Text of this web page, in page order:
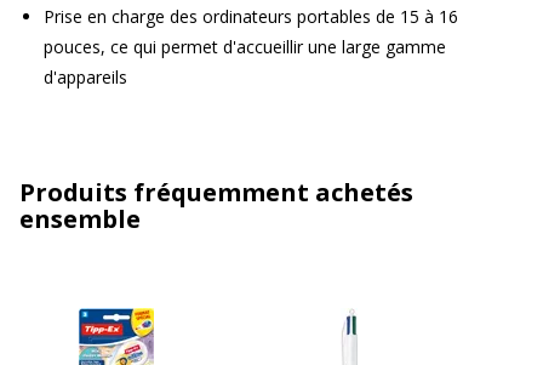
Prise en charge des ordinateurs portables de 15 à 16
pouces, ce qui permet d'accueillir une large gamme
d'appareils
Produits fréquemment achetés
ensemble